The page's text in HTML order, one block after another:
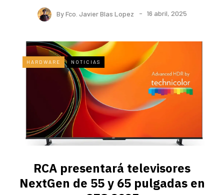
ByFco. Javier Blas Lopez 16 abril, 2025
HARDWARE NOTICIAS
RCA presentará televisores
NextGen de 55 y 65 pulgadas en